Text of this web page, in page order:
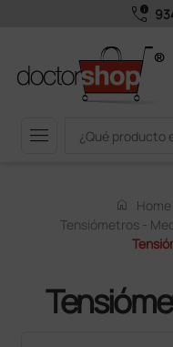
call_quality
menu
home Home
Tensiómetros -